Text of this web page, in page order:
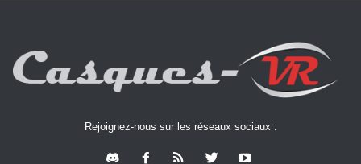
Rejoignez-nous sur les réseaux sociaux :